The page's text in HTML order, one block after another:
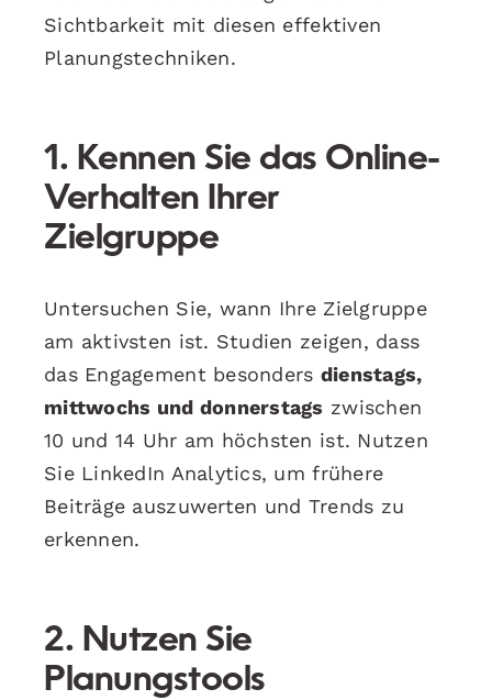
Sichtbarkeit mit diesen effektiven
Planungstechniken.
1. Kennen Sie das Online-
Verhalten Ihrer
Zielgruppe
Untersuchen Sie, wann Ihre Zielgruppe
am aktivsten ist. Studien zeigen, dass
das Engagement besonders dienstags,
mittwochs und donnerstags zwischen
10 und 14 Uhr am höchsten ist. Nutzen
Sie LinkedIn Analytics, um frühere
Beiträge auszuwerten und Trends zu
erkennen.
2. Nutzen Sie
Planungstools